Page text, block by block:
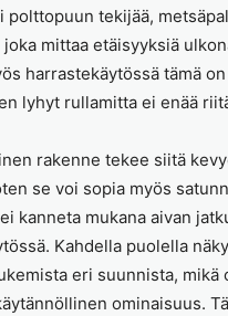
polttopuun tekijää,
joka mittaa etäisyyksiä
harrastekäytössä tämä
lyhyt rullamitta ei enää
rakenne tekee siitä
se voi sopia myös
kanneta mukana aivan
Kahdella puolella
eri suunnista, mikä
ominaisuus.